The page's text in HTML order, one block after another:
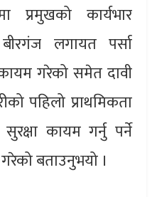
प्रमुखको कार्यभार
लगायत पर्सा
गरेको समेत दावी
पहिलो प्राथमिकता
कायम गर्नु पर्ने
बताउनुभयो ।